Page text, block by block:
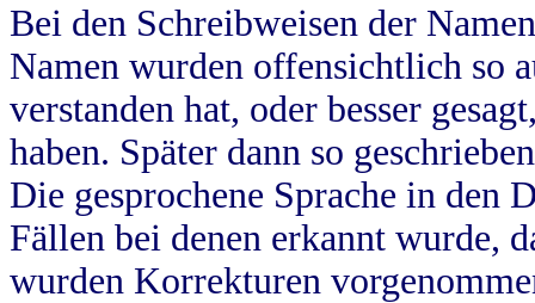
Bei den Schreibweisen der
Namen wurden offensichtlich so
verstanden hat, oder besser
haben. Später dann so
Die gesprochene Sprache in
Fällen bei denen erkannt wurde,
wurden Korrekturen